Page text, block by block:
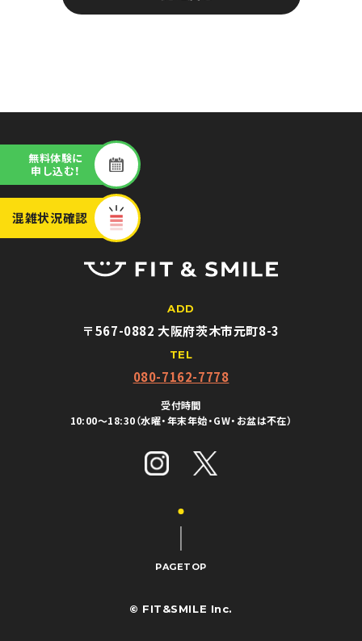
マイページ
友達登録
無料体験に
申し込む！
混雑状況確認
ADD
〒567-0882 大阪府茨木市元町8-3
TEL
080-7162-7778
受付時間
10:00〜18:30（水曜・年末年始・GW・お盆は不在）
PAGETOP
© FIT&SMILE Inc.